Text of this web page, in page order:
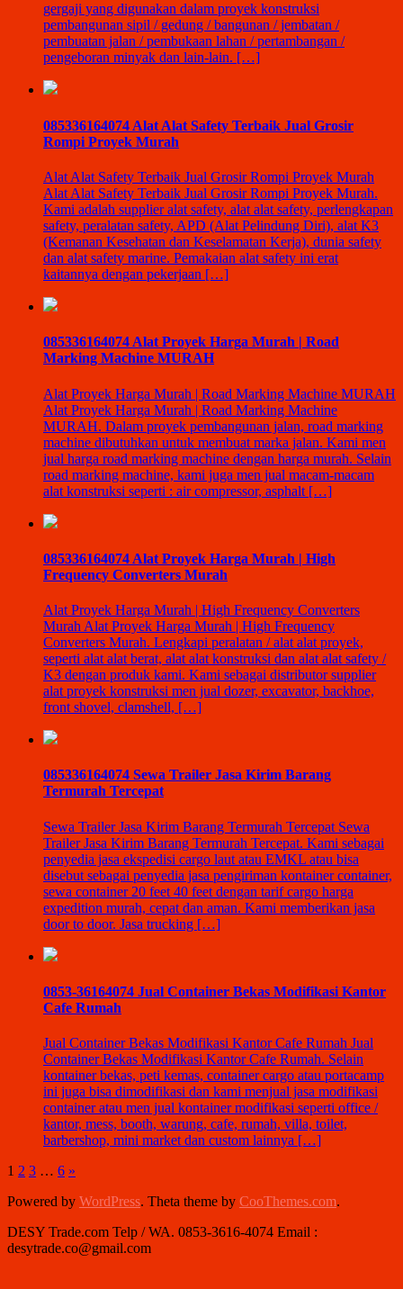
gergaji yang digunakan dalam proyek konstruksi
pembangunan sipil / gedung / bangunan / jembatan /
pembuatan jalan / pembukaan lahan / pertambangan /
pengeboran minyak dan lain-lain. […]
085336164074 Alat Alat Safety Terbaik Jual Grosir
Rompi Proyek Murah
Alat Alat Safety Terbaik Jual Grosir Rompi Proyek Murah
Alat Alat Safety Terbaik Jual Grosir Rompi Proyek Murah.
Kami adalah supplier alat safety, alat alat safety, perlengkapan
safety, peralatan safety, APD (Alat Pelindung Diri), alat K3
(Kemanan Kesehatan dan Keselamatan Kerja), dunia safety
dan alat safety marine. Pemakaian alat safety ini erat
kaitannya dengan pekerjaan […]
085336164074 Alat Proyek Harga Murah | Road
Marking Machine MURAH
Alat Proyek Harga Murah | Road Marking Machine MURAH
Alat Proyek Harga Murah | Road Marking Machine
MURAH. Dalam proyek pembangunan jalan, road marking
machine dibutuhkan untuk membuat marka jalan. Kami men
jual harga road marking machine dengan harga murah. Selain
road marking machine, kami juga men jual macam-macam
alat konstruksi seperti : air compressor, asphalt […]
085336164074 Alat Proyek Harga Murah | High
Frequency Converters Murah
Alat Proyek Harga Murah | High Frequency Converters
Murah Alat Proyek Harga Murah | High Frequency
Converters Murah. Lengkapi peralatan / alat alat proyek,
seperti alat alat berat, alat alat konstruksi dan alat alat safety /
K3 dengan produk kami. Kami sebagai distributor supplier
alat proyek konstruksi men jual dozer, excavator, backhoe,
front shovel, clamshell, […]
085336164074 Sewa Trailer Jasa Kirim Barang
Termurah Tercepat
Sewa Trailer Jasa Kirim Barang Termurah Tercepat Sewa
Trailer Jasa Kirim Barang Termurah Tercepat. Kami sebagai
penyedia jasa ekspedisi cargo laut atau EMKL atau bisa
disebut sebagai penyedia jasa pengiriman kontainer container,
sewa container 20 feet 40 feet dengan tarif cargo harga
expedition murah, cepat dan aman. Kami memberikan jasa
door to door. Jasa trucking […]
0853-36164074 Jual Container Bekas Modifikasi Kantor
Cafe Rumah
Jual Container Bekas Modifikasi Kantor Cafe Rumah Jual
Container Bekas Modifikasi Kantor Cafe Rumah. Selain
kontainer bekas, peti kemas, container cargo atau portacamp
ini juga bisa dimodifikasi dan kami menjual jasa modifikasi
container atau men jual kontainer modifikasi seperti office /
kantor, mess, booth, warung, cafe, rumah, villa, toilet,
barbershop, mini market dan custom lainnya […]
1 2 3 … 6 »
Powered by WordPress. Theta theme by CooThemes.com.
DESY Trade.com Telp / WA. 0853-3616-4074 Email :
desytrade.co@gmail.com